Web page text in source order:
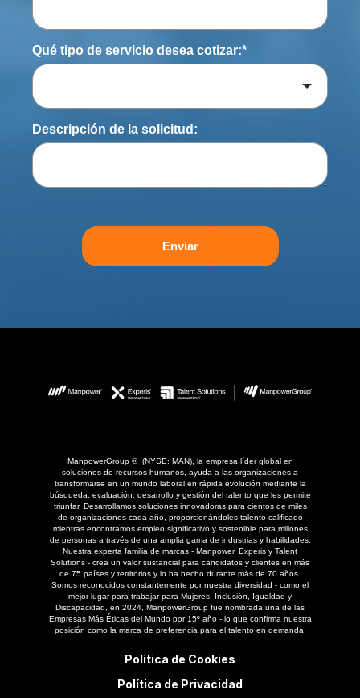
Qué tipo de servicio desea cotizar:*
Descripción de la solicitud:
Enviar
ManpowerGroup ® (NYSE: MAN), la empresa líder global en
soluciones de recursos humanos, ayuda a las organizaciones a
transformarse en un mundo laboral en rápida evolución mediante la
búsqueda, evaluación, desarrollo y gestión del talento que les permite
triunfar. Desarrollamos soluciones innovadoras para cientos de miles
de organizaciones cada año, proporcionándoles talento calificado
mientras encontramos empleo significativo y sostenible para millones
de personas a través de una amplia gama de industrias y habilidades.
Nuestra experta familia de marcas - Manpower, Experis y Talent
Solutions - crea un valor sustancial para candidatos y clientes en más
de 75 países y territorios y lo ha hecho durante más de 70 años.
Somos reconocidos constantemente por nuestra diversidad - como el
mejor lugar para trabajar para Mujeres, Inclusión, Igualdad y
Discapacidad, en 2024, ManpowerGroup fue nombrada una de las
Empresas Más Éticas del Mundo por 15º año - lo que confirma nuestra
posición como la marca de preferencia para el talento en demanda.
Política de Cookies
Política de Privacidad